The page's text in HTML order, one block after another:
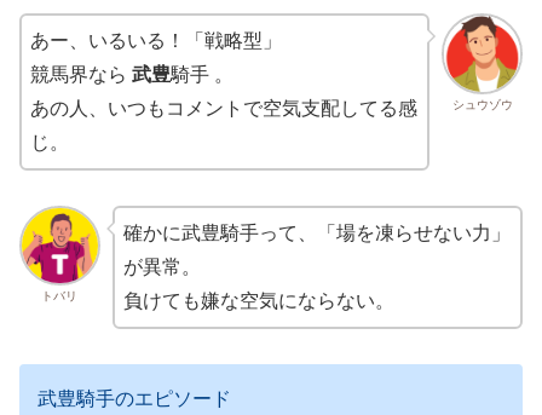
シュウゾウ
あー、いるいる！「戦略型」
競馬界なら 武豊騎手 。
あの人、いつもコメントで空気支配してる感
じ。
トバリ
確かに武豊騎手って、「場を凍らせない力」
が異常。
負けても嫌な空気にならない。
武豊騎手のエピソード